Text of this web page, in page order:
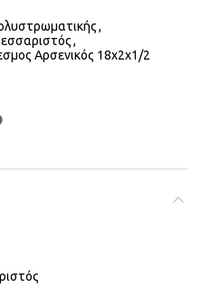
,
,
Αρσενικός 18x2x1/2